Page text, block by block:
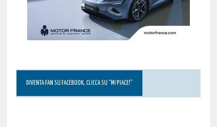
DIVENTA FAN SU FACEBOOK, CLICCA SU “MI PIACE!”